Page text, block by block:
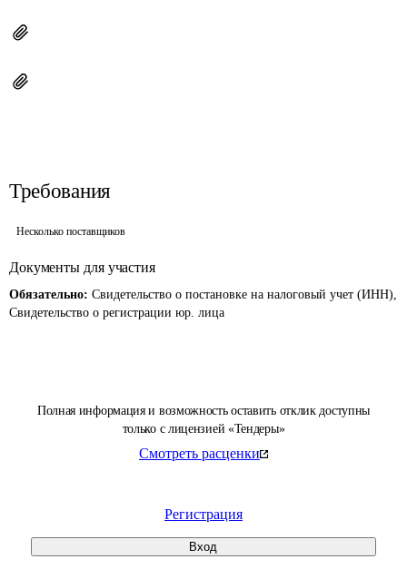
Полная информация и возможность оставить отклик доступны
только с лицензией «Тендеры»
Смотреть расценки
Регистрация
Вход
Требования
Несколько поставщиков
Документы для участия
Обязательно: Свидетельство о постановке на налоговый учет (ИНН),
Свидетельство о регистрации юр. лица